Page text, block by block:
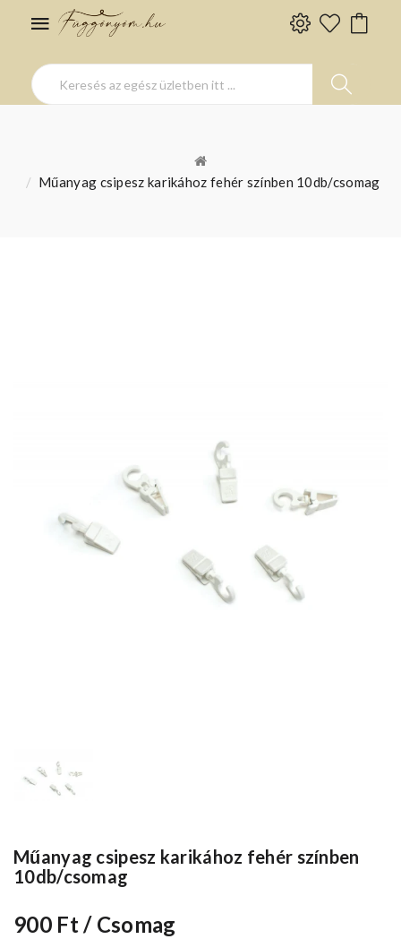
Műanyag csipesz karikához fehér színben 10db/csomag
Műanyag csipesz karikához fehér színben
10db/csomag
900 Ft/ Csomag